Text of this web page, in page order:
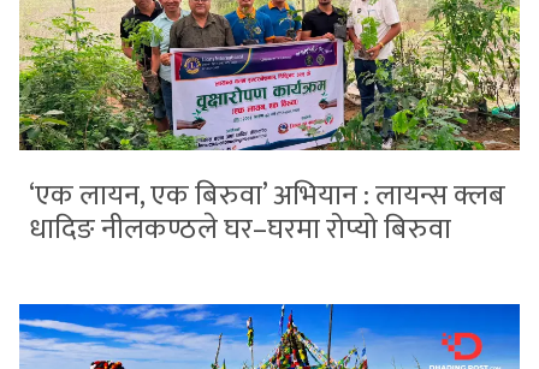
‘एक लायन, एक बिरुवा’ अभियान : लायन्स क्लब
धादिङ नीलकण्ठले घर–घरमा रोप्यो बिरुवा